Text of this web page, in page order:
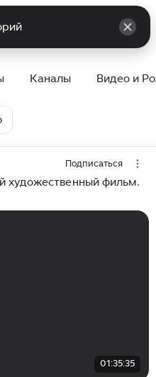
Каналы Видео и
Подписаться
художественный фильм.
01:35:35